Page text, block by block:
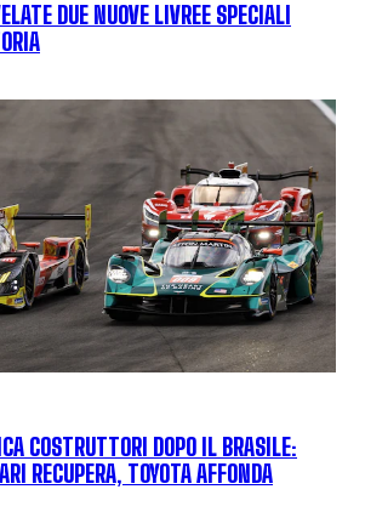
DUE NUOVE LIVREE SPECIALI
COSTRUTTORI DOPO IL BRASILE:
RECUPERA, TOYOTA AFFONDA